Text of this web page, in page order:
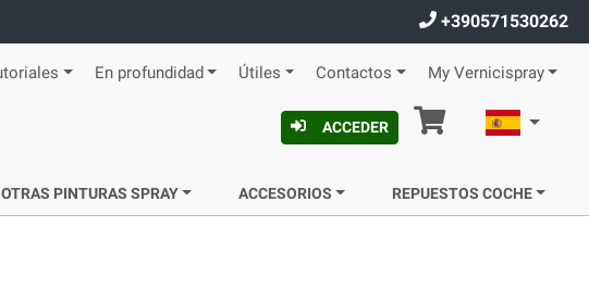
+390571530262
En profundidad Útiles Contactos My Vernicispray
ACCEDER Cesta Español
OTRAS PINTURAS SPRAY ACCESORIOS REPUESTOS COCHE